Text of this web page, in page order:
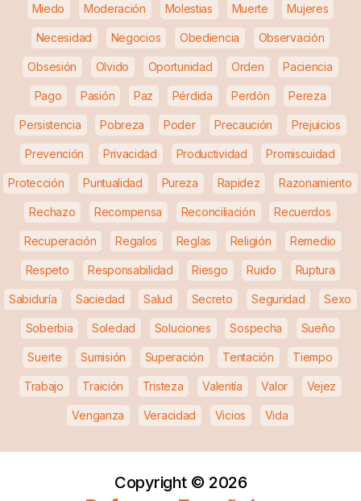
Miedo Moderación Molestias Muerte Mujeres
Necesidad Negocios Obediencia Observación
Obsesión Olvido Oportunidad Orden Paciencia
Pago Pasión Paz Pérdida Perdón Pereza
Persistencia Pobreza Poder Precaución Prejuicios
Prevención Privacidad Productividad Promiscuidad
Protección Puntualidad Pureza Rapidez Razonamiento
Rechazo Recompensa Reconciliación Recuerdos
Recuperación Regalos Reglas Religión Remedio
Respeto Responsabilidad Riesgo Ruido Ruptura
Sabiduría Saciedad Salud Secreto Seguridad Sexo
Soberbia Soledad Soluciones Sospecha Sueño
Suerte Sumisión Superación Tentación Tiempo
Trabajo Traición Tristeza Valentía Valor Vejez
Venganza Veracidad Vicios Vida
Copyright © 2026